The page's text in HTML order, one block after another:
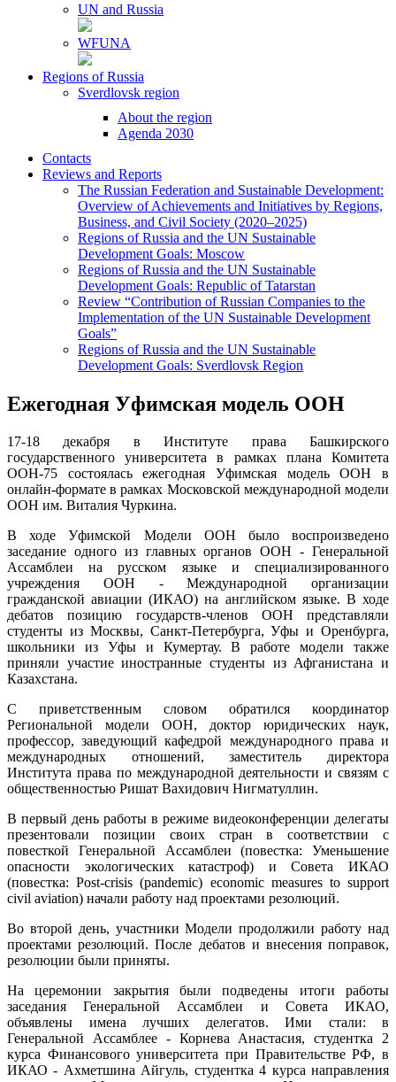
UN and Russia
WFUNA
Regions of Russia
Sverdlovsk region
About the region
Agenda 2030
Contacts
Reviews and Reports
The Russian Federation and Sustainable Development:
Overview of Achievements and Initiatives by Regions,
Business, and Civil Society (2020–2025)
Regions of Russia and the UN Sustainable
Development Goals: Moscow
Regions of Russia and the UN Sustainable
Development Goals: Republic of Tatarstan
Review “Contribution of Russian Companies to the
Implementation of the UN Sustainable Development
Goals”
Regions of Russia and the UN Sustainable
Development Goals: Sverdlovsk Region
Ежегодная Уфимская модель ООН
17-18 декабря в Институте права Башкирского
государственного университета в рамках плана Комитета
ООН-75 состоялась ежегодная Уфимская модель ООН в
онлайн-формате в рамках Московской международной модели
ООН им. Виталия Чуркина.
В ходе Уфимской Модели ООН было воспроизведено
заседание одного из главных органов ООН - Генеральной
Ассамблеи на русском языке и специализированного
учреждения ООН - Международной организации
гражданской авиации (ИКАО) на английском языке. В ходе
дебатов позицию государств-членов ООН представляли
студенты из Москвы, Санкт-Петербурга, Уфы и Оренбурга,
школьники из Уфы и Кумертау. В работе модели также
приняли участие иностранные студенты из Афганистана и
Казахстана.
С приветственным словом обратился координатор
Региональной модели ООН, доктор юридических наук,
профессор, заведующий кафедрой международного права и
международных отношений, заместитель директора
Института права по международной деятельности и связям с
общественностью Ришат Вахидович Нигматуллин.
В первый день работы в режиме видеоконференции делегаты
презентовали позиции своих стран в соответствии с
повесткой Генеральной Ассамблеи (повестка: Уменьшение
опасности экологических катастроф) и Совета ИКАО
(повестка: Post-crisis (pandemic) economic measures to support
civil aviation) начали работу над проектами резолюций.
Во второй день, участники Модели продолжили работу над
проектами резолюций. После дебатов и внесения поправок,
резолюции были приняты.
На церемонии закрытия были подведены итоги работы
заседания Генеральной Ассамблеи и Совета ИКАО,
объявлены имена лучших делегатов. Ими стали: в
Генеральной Ассамблее - Корнева Анастасия, студентка 2
курса Финансового университета при Правительстве РФ, в
ИКАО - Ахметшина Айгуль, студентка 4 курса направления